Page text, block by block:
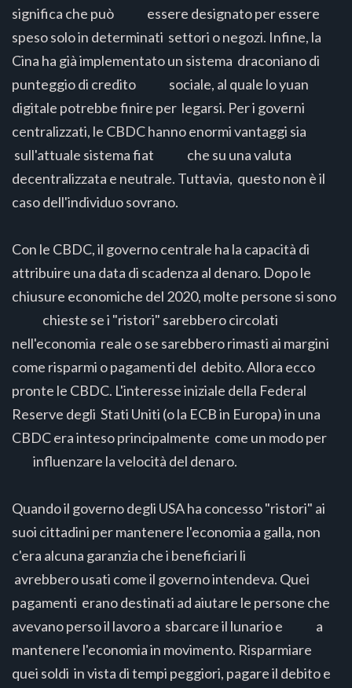
significa che può essere designato per essere
speso solo in determinati settori o negozi. Infine, la
Cina ha già implementato un sistema draconiano di
punteggio di credito sociale, al quale lo yuan
digitale potrebbe finire per legarsi. Per i governi
centralizzati, le CBDC hanno enormi vantaggi sia
sull'attuale sistema fiat che su una valuta
decentralizzata e neutrale. Tuttavia, questo non è il
caso dell'individuo sovrano.
Con le CBDC, il governo centrale ha la capacità di
attribuire una data di scadenza al denaro. Dopo le
chiusure economiche del 2020, molte persone si sono
chieste se i "ristori" sarebbero circolati
nell'economia reale o se sarebbero rimasti ai margini
come risparmi o pagamenti del debito. Allora ecco
pronte le CBDC. L'interesse iniziale della Federal
Reserve degli Stati Uniti (o la ECB in Europa) in una
CBDC era inteso principalmente come un modo per
influenzare la velocità del denaro.
Quando il governo degli USA ha concesso "ristori" ai
suoi cittadini per mantenere l'economia a galla, non
c'era alcuna garanzia che i beneficiari li
avrebbero usati come il governo intendeva. Quei
pagamenti erano destinati ad aiutare le persone che
avevano perso il lavoro a sbarcare il lunario e a
mantenere l'economia in movimento. Risparmiare
quei soldi in vista di tempi peggiori, pagare il debito e